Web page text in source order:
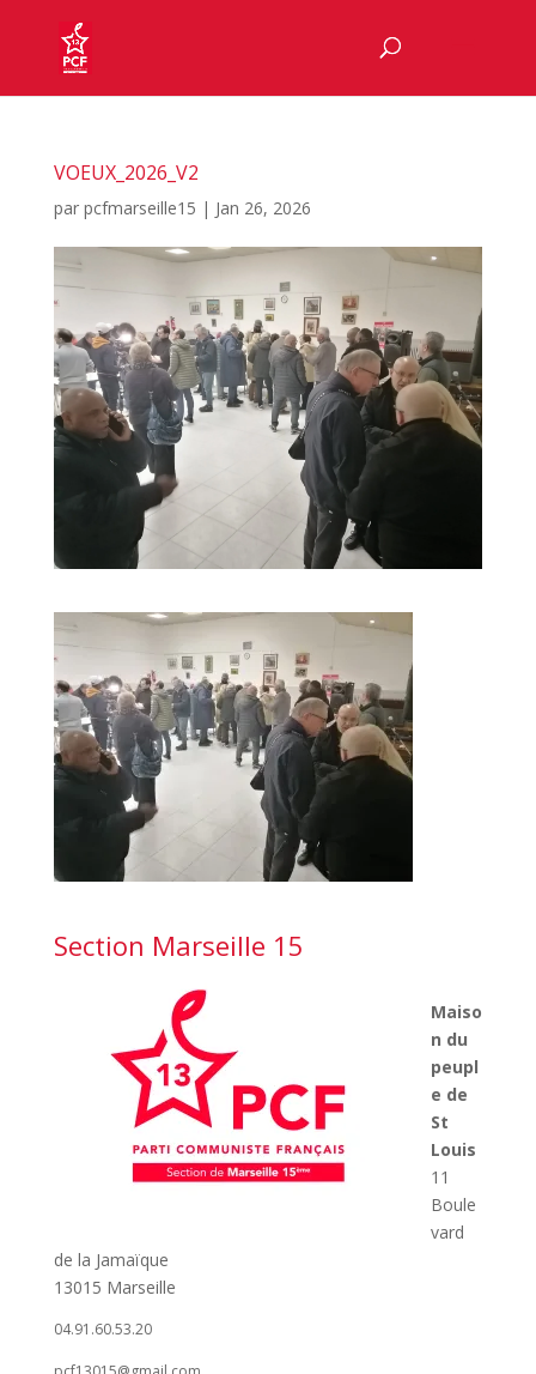
VOEUX_2026_V2
par pcfmarseille15 | Jan 26, 2026
Section Marseille 15
Maiso
n du
peupl
e de
St
Louis
11
Boule
vard
de la Jamaïque
13015 Marseille
04.91.60.53.20